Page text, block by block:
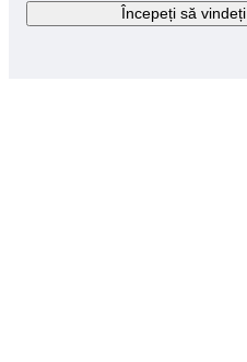
Începeți să vindeți